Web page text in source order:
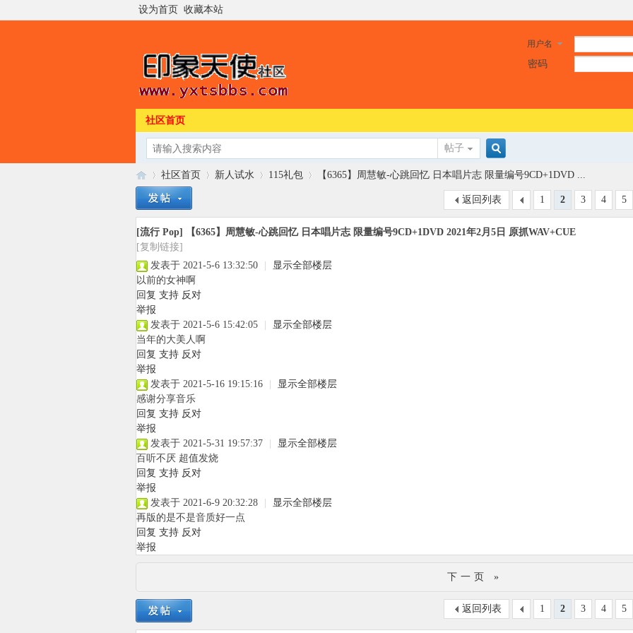
设为首页 收藏本站
用户名
密码
社区首页
帖子
搜
索
印
象
天
»
社区首页
›
新人试水
›
115礼包
›
【6365】周慧敏-心跳回忆 日本唱片志 限量编号9CD+1DVD ...
1 2 3 4 5
返回列表
[流行 Pop]
【6365】周慧敏-心跳回忆 日本唱片志 限量编号9CD+1DVD 2021年2月5日 原抓WAV+CUE
[复制链接]
发表于 2021-5-6 13:32:50
显示全部楼层
以前的女神啊
回复 支持 反对
举报
发表于 2021-5-6 15:42:05
显示全部楼层
当年的大美人啊
回复 支持 反对
举报
发表于 2021-5-16 19:15:16
显示全部楼层
感谢分享音乐
回复 支持 反对
举报
发表于 2021-5-31 19:57:37
显示全部楼层
百听不厌 超值发烧
回复 支持 反对
举报
发表于 2021-6-9 20:32:28
显示全部楼层
再版的是不是音质好一点
回复 支持 反对
举报
下一页 »
1 2 3 4 5
返回列表